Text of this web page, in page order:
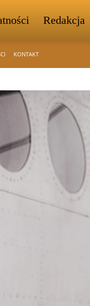
Redakcja
KONTAKT